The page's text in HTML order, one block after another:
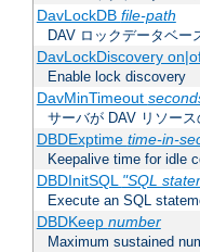
DavLockDB file-path
DAV ロックデータベー
DavLockDiscovery
Enable lock discovery
DavMinTimeout
サーバが DAV リソース
DBDExptime time-in-
Keepalive time for idle
DBDInitSQL "SQL
Execute an SQL
DBDKeep number
Maximum sustained